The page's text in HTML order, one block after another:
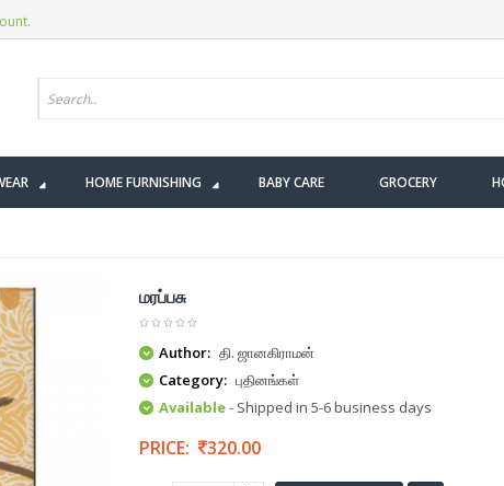
.
HOME FURNISHING BABY CARE GROCERY
மரப்பசு
Author: தி. ஜானகிராமன்
Category: புதினங்கள்
Available- Shipped in 5-6 business days
PRICE: 320.00